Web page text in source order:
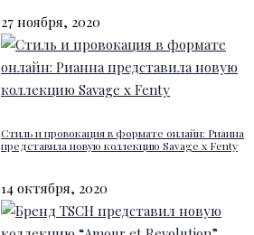
27 ноября, 2020
Стиль и провокация в формате онлайн: Рианна
представила новую коллекцию Savage x Fenty
14 октября, 2020